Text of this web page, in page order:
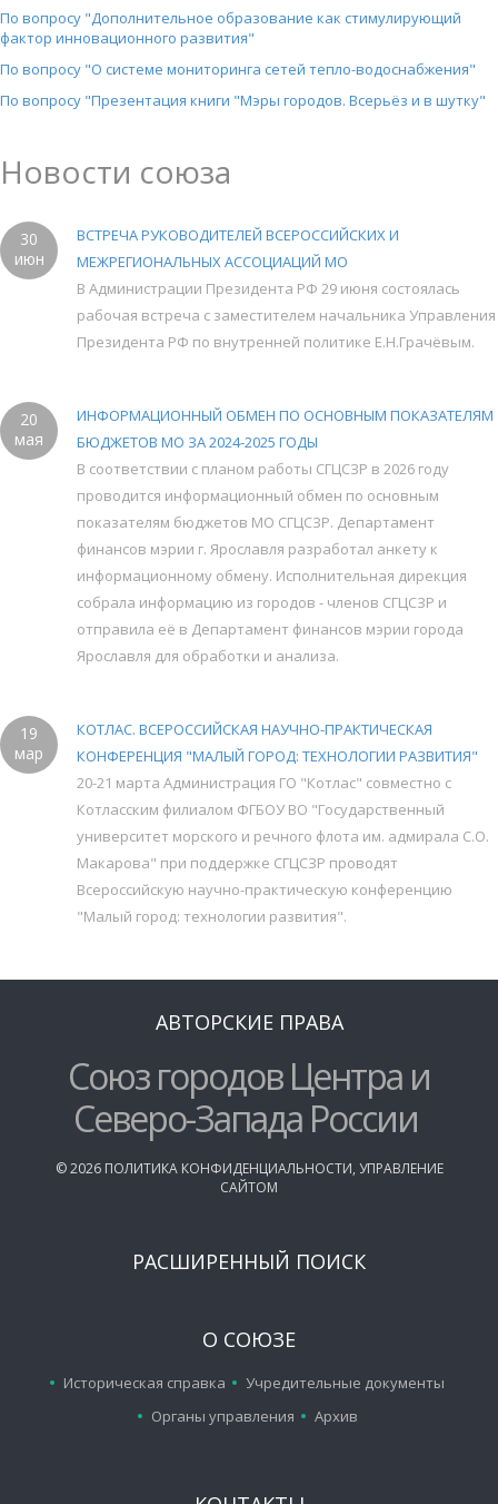
По вопросу "Дополнительное образование как стимулирующий
фактор инновационного развития"
По вопросу "О системе мониторинга сетей тепло-водоснабжения"
По вопросу "Презентация книги "Мэры городов. Всерьёз и в шутку"
Новости союза
30
июн
ВСТРЕЧА РУКОВОДИТЕЛЕЙ ВСЕРОССИЙСКИХ И
МЕЖРЕГИОНАЛЬНЫХ АССОЦИАЦИЙ МО
В Администрации Президента РФ 29 июня состоялась
рабочая встреча с заместителем начальника Управления
Президента РФ по внутренней политике Е.Н.Грачёвым.
20
мая
ИНФОРМАЦИОННЫЙ ОБМЕН ПО ОСНОВНЫМ ПОКАЗАТЕЛЯМ
БЮДЖЕТОВ МО ЗА 2024-2025 ГОДЫ
В соответствии с планом работы СГЦСЗР в 2026 году
проводится информационный обмен по основным
показателям бюджетов МО СГЦСЗР. Департамент
финансов мэрии г. Ярославля разработал анкету к
информационному обмену. Исполнительная дирекция
собрала информацию из городов - членов СГЦСЗР и
отправила её в Департамент финансов мэрии города
Ярославля для обработки и анализа.
19
мар
КОТЛАС. ВСЕРОССИЙСКАЯ НАУЧНО-ПРАКТИЧЕСКАЯ
КОНФЕРЕНЦИЯ "МАЛЫЙ ГОРОД: ТЕХНОЛОГИИ РАЗВИТИЯ"
20-21 марта Администрация ГО "Котлас" совместно с
Котласским филиалом ФГБОУ ВО "Государственный
университет морского и речного флота им. адмирала С.О.
Макарова" при поддержке СГЦСЗР проводят
Всероссийскую научно-практическую конференцию
"Малый город: технологии развития".
АВТОРСКИЕ ПРАВА
Союз городов Центра и
Северо-Запада России
©2026 ПОЛИТИКА КОНФИДЕНЦИАЛЬНОСТИ, УПРАВЛЕНИЕ
САЙТОМ
РАСШИРЕННЫЙ ПОИСК
О СОЮЗЕ
Историческая справка
Учредительные документы
Органы управления
Архив